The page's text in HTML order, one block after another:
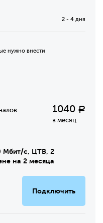
2 - 4 дня
нужно внести
1040 Р
в месяц
Мбит/с, ЦТВ, 2
на 2 месяца
Подключить